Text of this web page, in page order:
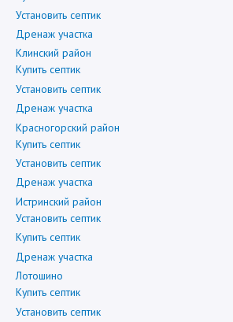
Установить септик
Дренаж участка
Клинский район
Купить септик
Установить септик
Дренаж участка
Красногорский район
Купить септик
Установить септик
Дренаж участка
Истринский район
Установить септик
Купить септик
Дренаж участка
Лотошино
Купить септик
Установить септик